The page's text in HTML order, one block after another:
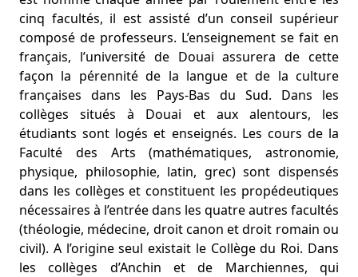
cinq facultés, il est assisté d’un conseil supérieur
composé de professeurs. L’enseignement se fait en
français, l’université de Douai assurera de cette
façon la pérennité de la langue et de la culture
françaises dans les Pays-Bas du Sud. Dans les
collèges situés à Douai et aux alentours, les
étudiants sont logés et enseignés. Les cours de la
Faculté des Arts (mathématiques, astronomie,
physique, philosophie, latin, grec) sont dispensés
dans les collèges et constituent les propédeutiques
nécessaires à l’entrée dans les quatre autres facultés
(théologie, médecine, droit canon et droit romain ou
civil). A l’origine seul existait le Collège du Roi. Dans
les collèges d’Anchin et de Marchiennes, qui